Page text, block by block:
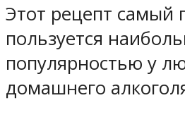
Этот рецепт самый
пользуется
популярностью у
домашнего